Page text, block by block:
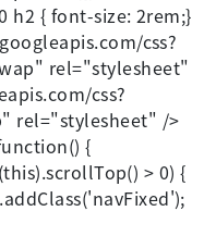
h2 { font-size: 2rem;}
css?
rel="stylesheet"
css?
rel="stylesheet" />
{
> 0) {